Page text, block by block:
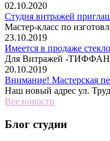
02.10.2020
Студия витражей
Мастер-класс по
23.10.2019
Имеется в продаже
Для Витражей -
20.10.2019
Внимание! Мастерская
Наш новый адрес ул.
Все новости
Блог студии